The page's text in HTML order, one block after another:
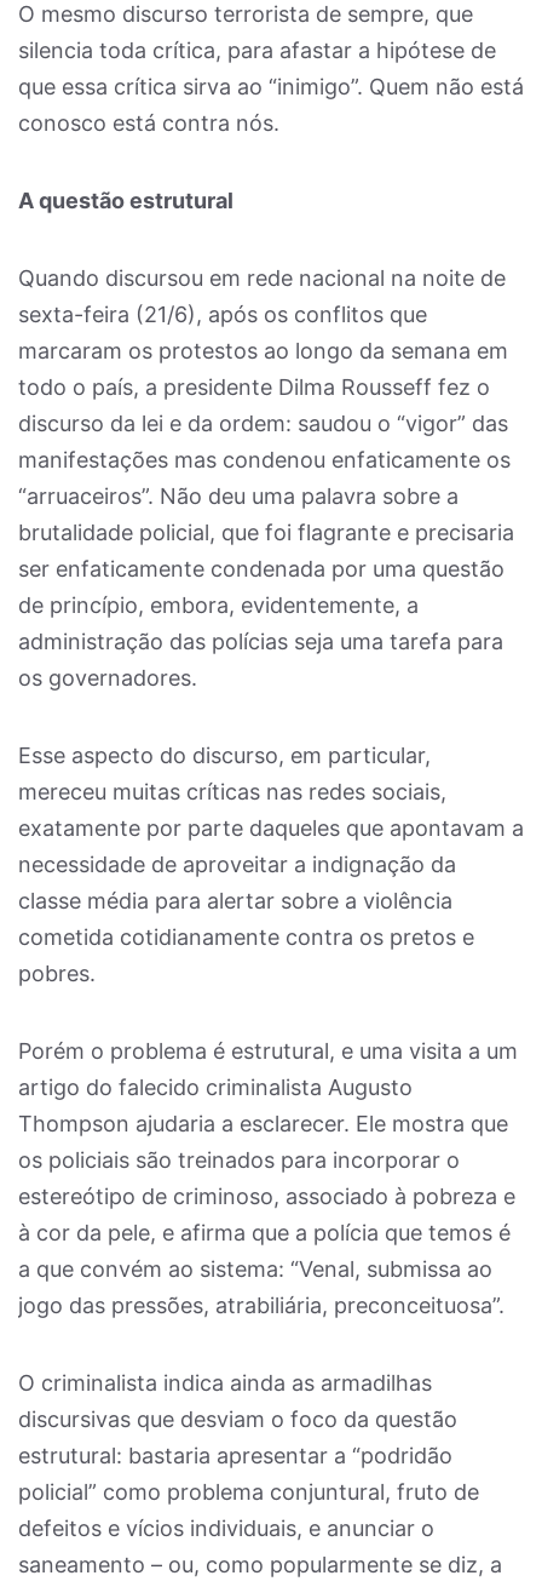
O mesmo discurso terrorista de sempre, que
silencia toda crítica, para afastar a hipótese de
que essa crítica sirva ao “inimigo”. Quem não está
conosco está contra nós.
A questão estrutural
Quando discursou em rede nacional na noite de
sexta-feira (21/6), após os conflitos que
marcaram os protestos ao longo da semana em
todo o país, a presidente Dilma Rousseff fez o
discurso da lei e da ordem: saudou o “vigor” das
manifestações mas condenou enfaticamente os
“arruaceiros”. Não deu uma palavra sobre a
brutalidade policial, que foi flagrante e precisaria
ser enfaticamente condenada por uma questão
de princípio, embora, evidentemente, a
administração das polícias seja uma tarefa para
os governadores.
Esse aspecto do discurso, em particular,
mereceu muitas críticas nas redes sociais,
exatamente por parte daqueles que apontavam a
necessidade de aproveitar a indignação da
classe média para alertar sobre a violência
cometida cotidianamente contra os pretos e
pobres.
Porém o problema é estrutural, e uma visita a um
artigo do falecido criminalista Augusto
Thompson ajudaria a esclarecer. Ele mostra que
os policiais são treinados para incorporar o
estereótipo de criminoso, associado à pobreza e
à cor da pele, e afirma que a polícia que temos é
a que convém ao sistema: “Venal, submissa ao
jogo das pressões, atrabiliária, preconceituosa”.
O criminalista indica ainda as armadilhas
discursivas que desviam o foco da questão
estrutural: bastaria apresentar a “podridão
policial” como problema conjuntural, fruto de
defeitos e vícios individuais, e anunciar o
saneamento – ou, como popularmente se diz, a